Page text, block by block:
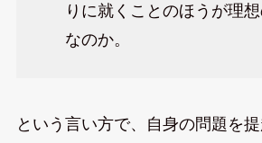
りに就くことのほうが理
なのか。
という言い方で、自身の問題を